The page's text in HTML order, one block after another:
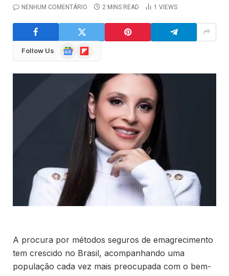
NENHUM COMENTÁRIO
2 MINS READ 1 VIEWS
Follow Us
GoogleFlipboard
A procura por métodos seguros de emagrecimento
tem crescido no Brasil, acompanhando uma
população cada vez mais preocupada com o bem-